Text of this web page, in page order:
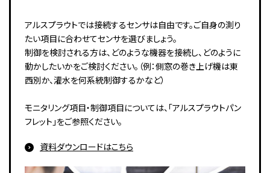
アルスプラウトでは接続するセンサは自由です。ご自身の測り
たい項目に合わせてセンサを選びましょう。
制御を検討される方は、どのような機器を接続し、どのように
動かしたいかをご検討ください。（例：側窓の巻き上げ機は東
西別か、灌水を何系統制御するかなど）
モニタリング項目・制御項目については、「アルスプラウトパン
フレット」をご参照ください。
資料ダウンロードはこちら